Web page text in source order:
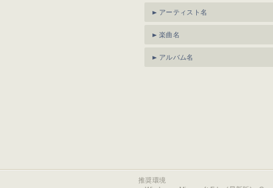
アーティスト名
楽曲名
アルバム名
推奨環境